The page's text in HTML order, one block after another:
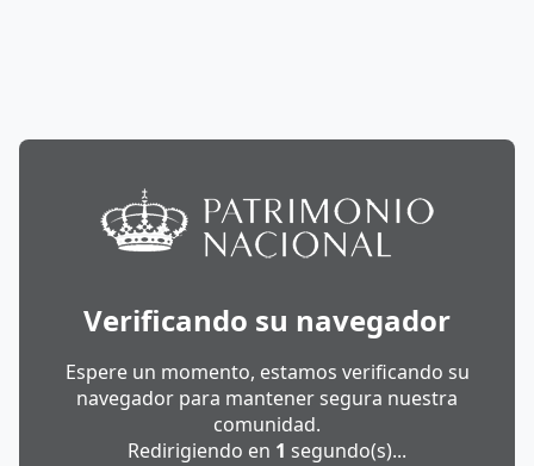
Verificando su navegador
Espere un momento, estamos verificando su
navegador para mantener segura nuestra
comunidad.
Redirigiendo en 1 segundo(s)...